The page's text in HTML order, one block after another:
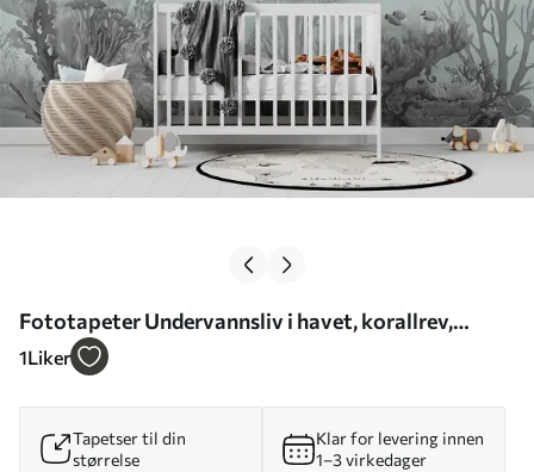
Fototapeter Undervannsliv i havet, korallrev,
akvarell i grå og blå farger, delfiner Nr. u98900
1Liker
Tapetser til din
størrelse
Klar for levering innen
1–3 virkedager